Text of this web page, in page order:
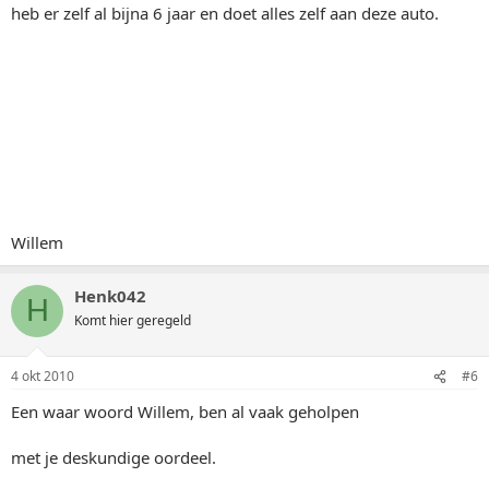
heb er zelf al bijna 6 jaar en doet alles zelf aan deze auto.
Willem
H Henk042
Komt hier geregeld
4 okt 2010 #6
Een waar woord Willem, ben al vaak geholpen
met je deskundige oordeel.